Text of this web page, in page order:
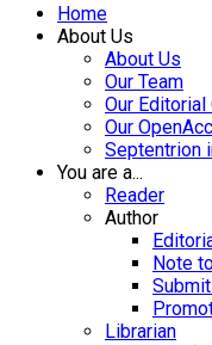
Home
About Us
About Us
Our Team
Our
Our
Septentrion
You are a...
Reader
Author
Note
Librarian